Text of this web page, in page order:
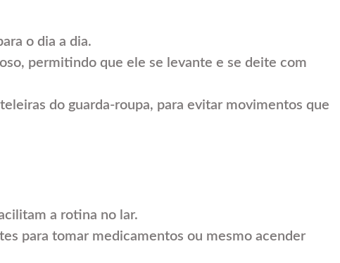
o dia a dia.
permitindo que ele se levante e se deite com
do guarda-roupa, para evitar movimentos que
a rotina no lar.
para tomar medicamentos ou mesmo acender